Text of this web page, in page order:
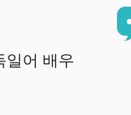
일어 배우